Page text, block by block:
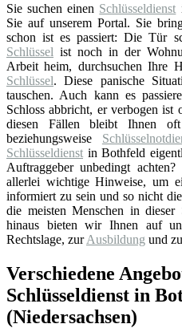
Sie suchen einen Schlüsseldienst
Sie auf unserem Portal. Sie
schon ist es passiert: Die Tür
Schlüssel ist noch in der
Arbeit heim, durchsuchen Ihre
Schlüssel. Diese panische
tauschen. Auch kann es
Schloss abbricht, er verbogen
diesen Fällen bleibt Ihnen
beziehungsweise
Schlüsseldienst in Bothfeld
Auftraggeber unbedingt
allerlei wichtige Hinweise, um
informiert zu sein und so nicht
die meisten Menschen in dieser
hinaus bieten wir Ihnen auf
Rechtslage, zurAusbildung und zu
Verschiedene
Schlüsseldienst in
(Niedersachsen)